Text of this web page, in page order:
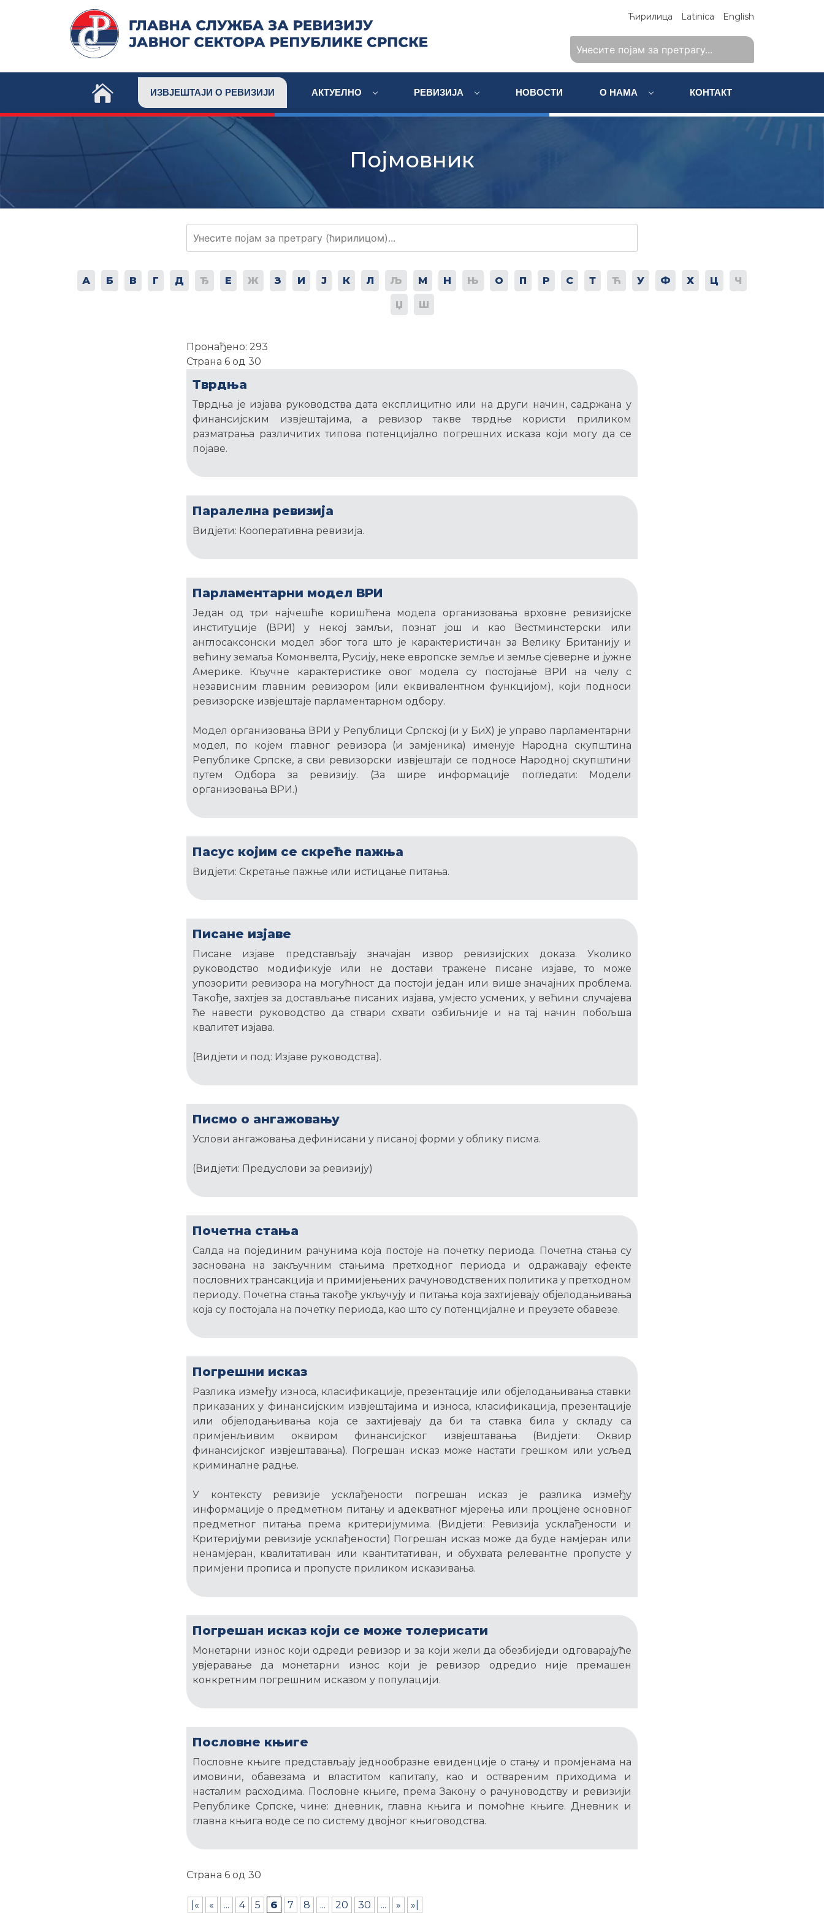
Ћирилица Latinica English
ИЗВЈЕШТАЈИ О РЕВИЗИЈИ АКТУЕЛНО РЕВИЗИЈА НОВОСТИ О НАМА КОНТАКТ
Појмовник
А Б В Г Д Ђ Е Ж З И Ј К Л Љ М Н Њ О П Р С Т Ћ У Ф Х Ц Ч
Џ Ш
Пронађено: 293
Страна 6 од 30
Тврдња
Тврдња је изјава руководства дата експлицитно или на други начин, садржана у
финансијским извјештајима, а ревизор такве тврдње користи приликом
разматрања различитих типова потенцијално погрешних исказа који могу да се
појаве.
Паралелна ревизија
Видјети: Кооперативна ревизија.
Парламентарни модел ВРИ
Један од три најчешће коришћена модела организовања врховне ревизијске
институције (ВРИ) у некој замљи, познат још и као Вестминстерски или
англосаксонски модел због тога што је карактеристичан за Велику Британију и
већину земаља Комонвелта, Русију, неке европске земље и земље сјеверне и јужне
Америке. Кључне карактеристике овог модела су постојање ВРИ на челу с
независним главним ревизором (или еквивалентном функцијом), који подноси
ревизорске извјештаје парламентарном одбору.
Модел организовања ВРИ у Републици Српској (и у БиХ) је управо парламентарни
модел, по којем главног ревизора (и замјеника) именује Народна скупштина
Републике Српске, а сви ревизорски извјештаји се подносе Народној скупштини
путем Одбора за ревизију. (За шире информације погледати: Модели
организовања ВРИ.)
Пасус којим се скреће пажња
Видјети: Скретање пажње или истицање питања.
Писане изјаве
Писане изјаве представљају значајан извор ревизијских доказа. Уколико
руководство модификује или не достави тражене писане изјаве, то може
упозорити ревизора на могућност да постоји један или више значајних проблема.
Такође, захтјев за достављање писаних изјава, умјесто усмених, у већини случајева
ће навести руководство да ствари схвати озбиљније и на тај начин побољша
квалитет изјава.
(Видјети и под: Изјаве руководства).
Писмо о ангажовању
Услови ангажовања дефинисани у писаној форми у облику писма.
(Видјети: Предуслови за ревизију)
Почетна стања
Салда на појединим рачунима која постоје на почетку периода. Почетна стања су
заснована на закључним стањима претходног периода и одражавају ефекте
пословних трансакција и примијењених рачуноводствених политика у претходном
периоду. Почетна стања такође укључују и питања која захтијевају објелодањивања
која су постојала на почетку периода, као што су потенцијалне и преузете обавезе.
Погрешни исказ
Разлика између износа, класификације, презентације или објелодањивања ставки
приказаних у финансијским извјештајима и износа, класификација, презентације
или објелодањивања која се захтијевају да би та ставка била у складу са
примјенљивим оквиром финансијског извјештавања (Видјети: Оквир
финансијског извјештавања). Погрешан исказ може настати грешком или усљед
криминалне радње.
У контексту ревизије усклађености погрешан исказ је разлика између
информације о предметном питању и адекватног мјерења или процјене основног
предметног питања према критеријумима. (Видјети: Ревизија усклађености и
Критеријуми ревизије усклађености) Погрешан исказ може да буде намјеран или
ненамјеран, квалитативан или квантитативан, и обухвата релевантне пропусте у
примјени прописа и пропусте приликом исказивања.
Погрешан исказ који се може толерисати
Монетарни износ који одреди ревизор и за који жели да обезбиједи одговарајуће
увјеравање да монетарни износ који је ревизор одредио није премашен
конкретним погрешним исказом у популацији.
Пословне књиге
Пословне књиге представљају једнообразне евиденције о стању и промјенама на
имовини, обавезама и властитом капиталу, као и оствареним приходима и
насталим расходима. Пословне књиге, према Закону о рачуноводству и ревизији
Републике Српске, чине: дневник, главна књига и помоћне књиге. Дневник и
главна књига воде се по систему двојног књиговодства.
Страна 6 од 30
|« « ... 4 5 6 7 8 ... 20 30 ... » »|